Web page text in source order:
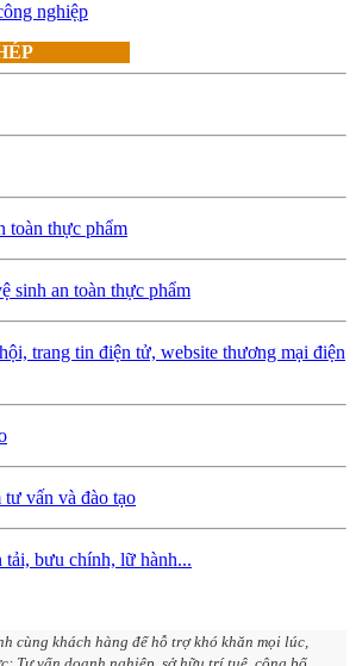
nghiệp
toàn thực phẩm
sinh an toàn thực phẩm
trang tin điện tử, website thương mại điện
vấn và đào tạo
tải, bưu chính, lữ hành...
cùng khách hàng để hỗ trợ khó khăn mọi lúc,